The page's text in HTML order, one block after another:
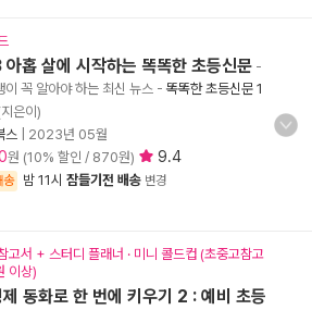
홉 살에 시작하는 똑똑한 초등신문 -
이 꼭 알아야 하는 최신 뉴스 - 똑똑한 초등신문 1
은이)
스
2023년 05월
원 (10% 할인 / 870원) 9.4
송 밤 11시 잠들기전 배송 변경
고서 + 스터디 플래너 · 미니 콜드컵 (초중고참고
이상)
동화로 한 번에 키우기 2 : 예비 초등